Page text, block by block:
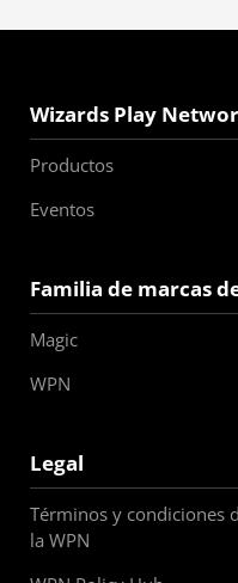
Wizards Play
Productos
Eventos
Familia de marcas
Magic
WPN
Legal
Términos y condiciones
la WPN